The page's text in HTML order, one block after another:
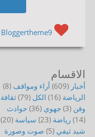
Bloggertheme9
الاقسام
أخبار (609) أراء ومواقف (8)
الرياضة (16) الكل (79) ثقافة
وفن (3) جهوي (36) حوادث
(14) رياضة (23) سياسة (20)
شيد ثيفي (5) صوت وصورة